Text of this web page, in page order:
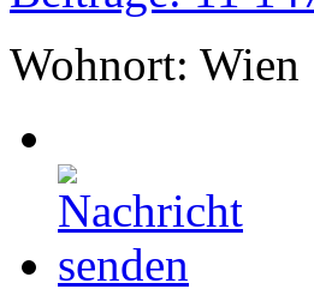
Wohnort: Wien